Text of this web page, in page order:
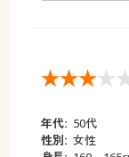
年代: 50代
性別: 女性